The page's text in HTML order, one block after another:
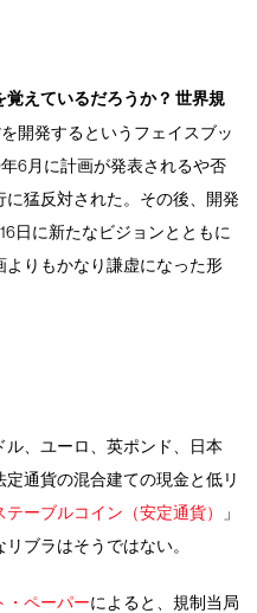
えているだろうか？ 世界規
開発するというフェイスブッ
6月に計画が発表されるや否
猛反対された。その後、開発
日に新たなビジョンとともに
よりもかなり謙虚になった形
ル、ユーロ、英ポンド、日本
通貨の混合建ての現金と低リ
テーブルコイン（安定通貨）
」
ブラはそうではない。
・ペーパーによると、規制当局